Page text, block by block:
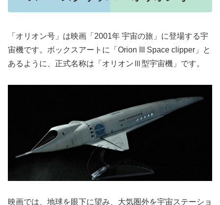
「オリオン号」は映画「2001年 宇宙の旅」に登場する宇
宙機です。ボックスアートに「Orion III Space clipper」と
あるように、正式名称は「オリオンⅢ型宇宙機」です。
映画では、地球を眼下に望み、大気圏外を宇宙ステーショ